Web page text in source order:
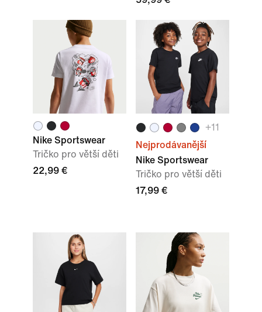
Nike Sportswear
Tričko pro větší děti
22,99 €
+11
Nejprodávanější
Nike Sportswear
Tričko pro větší děti
17,99 €